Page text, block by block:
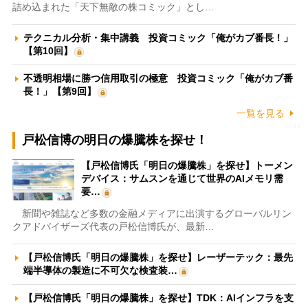
詰め込まれた「天下無敵の株コミック」とし…
テクニカル分析・集中講義 投資コミック「俺がカブ番長！」
【第10回】
不透明相場に勝つ信用取引の極意 投資コミック「俺がカブ番
長！」【第9回】
一覧を見る
戸松信博の明日の爆騰株を探せ！
【戸松信博氏「明日の爆騰株」を探せ】トーメン
デバイス：サムスンを通じて世界のAIメモリ需
要…
新聞や雑誌など多数の金融メディアに出演するグローバルリン
クアドバイザーズ代表の戸松信博氏が、最新…
【戸松信博氏「明日の爆騰株」を探せ】レーザーテック：最先
端半導体の製造に不可欠な検査装…
【戸松信博氏「明日の爆騰株」を探せ】TDK：AIインフラを支